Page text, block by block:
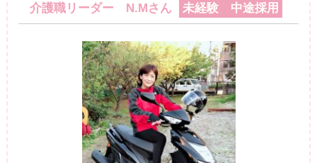
介護職リーダー N.Mさん 未経験 中途採用